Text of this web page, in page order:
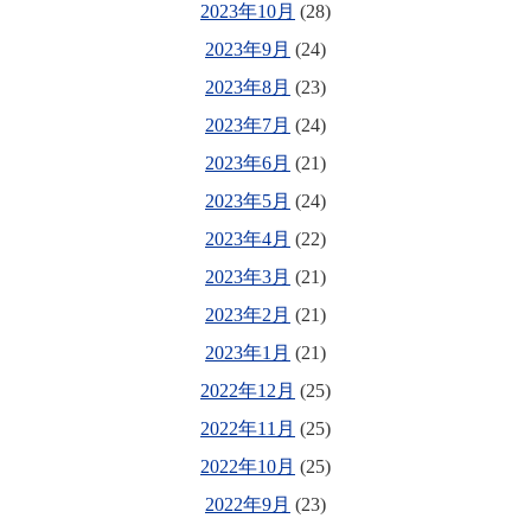
2023年10月 (28)
2023年9月 (24)
2023年8月 (23)
2023年7月 (24)
2023年6月 (21)
2023年5月 (24)
2023年4月 (22)
2023年3月 (21)
2023年2月 (21)
2023年1月 (21)
2022年12月 (25)
2022年11月 (25)
2022年10月 (25)
2022年9月 (23)